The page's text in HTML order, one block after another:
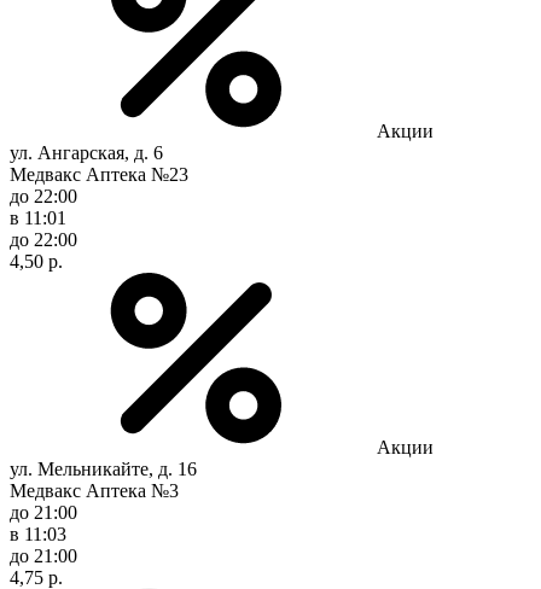
Акции
ул. Ангарская, д. 6
Медвакс Аптека №23
до 22:00
в 11:01
до 22:00
4,50 р.
Акции
ул. Мельникайте, д. 16
Медвакс Аптека №3
до 21:00
в 11:03
до 21:00
4,75 р.